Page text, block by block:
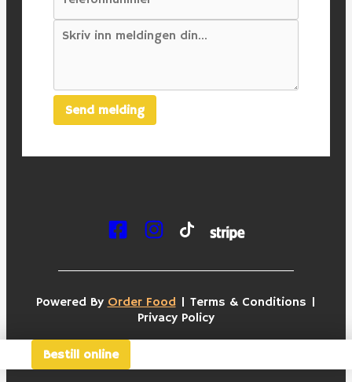
Bestill online
Send melding
Powered By Order Food| Terms & Conditions |
Privacy Policy
This site is protected by Google reCAPTCHA.